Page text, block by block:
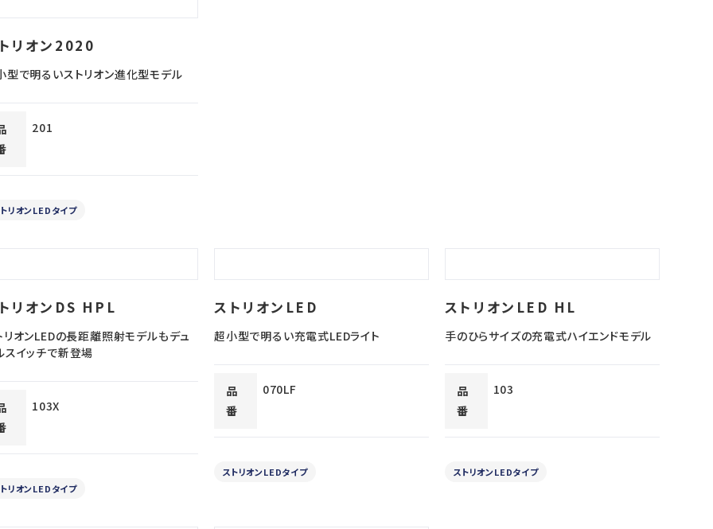
リオン2020
型で明るいストリオン進化型モデル
201
リオンLEDタイプ
リオンDS HPL
リオンLEDの長距離照射モデルもデュ
スイッチで新登場
103X
リオンLEDタイプ
ストリオンLED
超小型で明るい充電式LEDライト
品
番
070LF
ストリオンLEDタイプ
ストリオンLED HL
手のひらサイズの充電式ハイエンドモデル
品
番
103
ストリオンLEDタイプ